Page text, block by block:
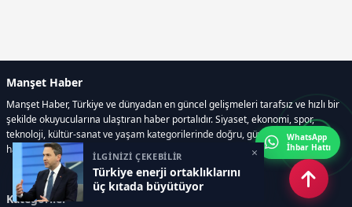
İLGİNİZİ ÇEKEBİLİR
Türkiye enerji ortaklıklarını
üç kıtada büyütüyor
×
Manşet Haber
Manşet Haber, Türkiye ve dünyadan en güncel gelişmeleri tarafsız ve hızlı bir
şekilde okuyucularına ulaştıran haber portalıdır. Siyaset, ekonomi, spor,
teknoloji, kültür-sanat ve yaşam kategorilerinde doğru, güvenilir ve anlık
haberler sunar.
Kategoriler
WhatsApp
İhbar Hattı